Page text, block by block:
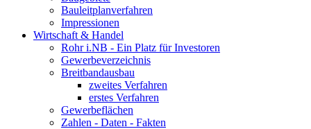
Bauleitplanverfahren
Impressionen
Wirtschaft & Handel
Rohr i.NB - Ein Platz für Investoren
Gewerbeverzeichnis
Breitbandausbau
zweites Verfahren
erstes Verfahren
Gewerbeflächen
Zahlen - Daten - Fakten